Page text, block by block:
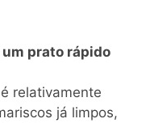
prato rápido
relativamente
já limpos,